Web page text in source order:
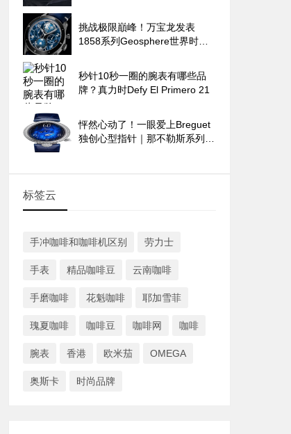
表的极限探险魂
挑战极限巔峰！万宝龙发表
1858系列Geosphere世界时间
秒针10秒一圈的腕表有哪些品
牌？真力时Defy El Primero 21
怦然心动了！一眼爱上Breguet
独创心型指针｜那不勒斯系列
标签云
手冲咖啡和咖啡机区别 劳力士
手表 精品咖啡豆 云南咖啡
手磨咖啡 花魁咖啡 耶加雪菲
瑰夏咖啡 咖啡豆 咖啡网 咖啡
腕表 香港 欧米茄 OMEGA
奥斯卡 时尚品牌